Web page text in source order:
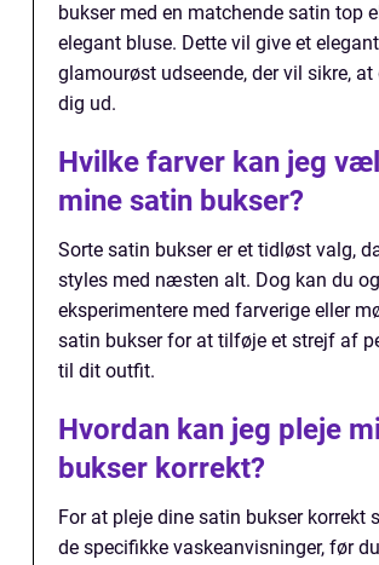
bukser med en matchende satin top
elegant bluse. Dette vil give et
glamourøst udseende, der vil sikre,
dig ud.
Hvilke farver kan jeg
mine satin bukser?
Sorte satin bukser er et tidløst valg,
styles med næsten alt. Dog kan du
eksperimentere med farverige eller
satin bukser for at tilføje et strejf af
til dit outfit.
Hvordan kan jeg pleje
bukser korrekt?
For at pleje dine satin bukser korrekt
de specifikke vaskeanvisninger, før